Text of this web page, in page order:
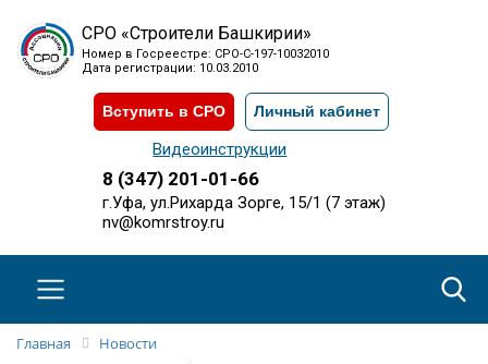
СРО «Строители Башкирии»
Номер в Госреестре: СРО-С-197-10032010
Дата регистрации: 10.03.2010
Вступить в СРО Личный кабинет
Видеоинструкции
8 (347) 201-01-66
г.Уфа, ул.Рихарда Зорге, 15/1 (7 этаж)
nv@komrstroy.ru
Главная
Новости